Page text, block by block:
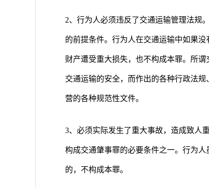
2、行为人必须违反了交通运输管理法规
的前提条件。行为人在交通运输中如果
财产遭受重大损失，也不构成本罪。所
交通运输的安全，而作出的各种行政法
营的各种规范性文件。
3、必须实际发生了重大事故，造成致人
构成交通肇事罪的必要条件之一。行为
的，不构成本罪。